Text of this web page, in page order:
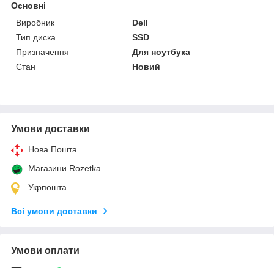
Основні
Виробник
Dell
Тип диска
SSD
Призначення
Для ноутбука
Стан
Новий
Умови доставки
Нова Пошта
Магазини Rozetka
Укрпошта
Всі умови доставки
Умови оплати